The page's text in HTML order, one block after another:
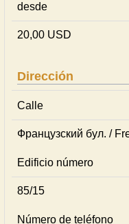
desde
20,00 USD
Dirección
Calle
Французский бул. /
Edificio número
85/15
Número de teléfono